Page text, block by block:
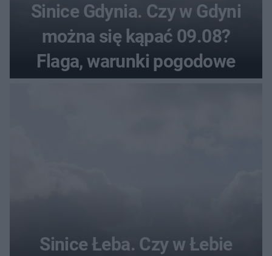
Sinice Gdynia. Czy w Gdyni
można się kąpać 09.08?
Flaga, warunki pogodowe
Sinice Łeba. Czy w Łebie